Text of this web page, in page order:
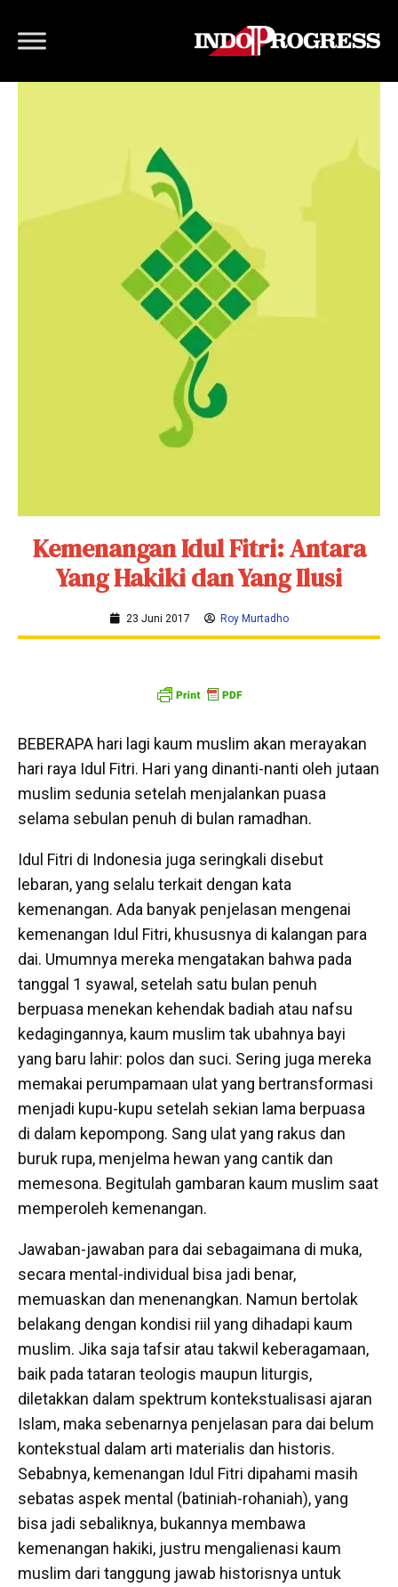
Kemenangan Idul Fitri: Antara
Yang Hakiki dan Yang Ilusi
23 Juni 2017 Roy Murtadho
BEBERAPA hari lagi kaum muslim akan merayakan
hari raya Idul Fitri. Hari yang dinanti-nanti oleh jutaan
muslim sedunia setelah menjalankan puasa
selama sebulan penuh di bulan ramadhan.
Idul Fitri di Indonesia juga seringkali disebut
lebaran, yang selalu terkait dengan kata
kemenangan. Ada banyak penjelasan mengenai
kemenangan Idul Fitri, khususnya di kalangan para
dai. Umumnya mereka mengatakan bahwa pada
tanggal 1 syawal, setelah satu bulan penuh
berpuasa menekan kehendak badiah atau nafsu
kedagingannya, kaum muslim tak ubahnya bayi
yang baru lahir: polos dan suci. Sering juga mereka
memakai perumpamaan ulat yang bertransformasi
menjadi kupu-kupu setelah sekian lama berpuasa
di dalam kepompong. Sang ulat yang rakus dan
buruk rupa, menjelma hewan yang cantik dan
memesona. Begitulah gambaran kaum muslim saat
memperoleh kemenangan.
Jawaban-jawaban para dai sebagaimana di muka,
secara mental-individual bisa jadi benar,
memuaskan dan menenangkan. Namun bertolak
belakang dengan kondisi riil yang dihadapi kaum
muslim. Jika saja tafsir atau takwil keberagamaan,
baik pada tataran teologis maupun liturgis,
diletakkan dalam spektrum kontekstualisasi ajaran
Islam, maka sebenarnya penjelasan para dai belum
kontekstual dalam arti materialis dan historis.
Sebabnya, kemenangan Idul Fitri dipahami masih
sebatas aspek mental (batiniah-rohaniah), yang
bisa jadi sebaliknya, bukannya membawa
kemenangan hakiki, justru mengalienasi kaum
muslim dari tanggung jawab historisnya untuk